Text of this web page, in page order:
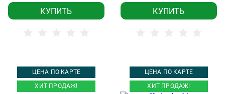
КУПИТЬ КУПИТЬ
ЦЕНА ПО КАРТЕ
ХИТ ПРОДАЖ!
ЦЕНА ПО КАРТЕ
ХИТ ПРОДАЖ!